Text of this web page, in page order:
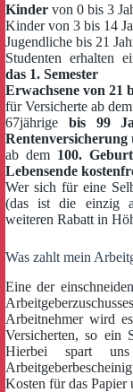
Kinder von 0 bis 3
Kinder von 3 bis 14
Jugendliche bis 21
Studenten erhalten
das 1. Semester
Erwachsene von 21
für Versicherte ab dem
67jährige bis 99
Rentenversicherung
ab dem 100.
Lebensende
Wer sich für eine
(das ist die einzig
weiteren Rabatt in
Was zahlt mein
Eine der
Arbeitnehmer wird
Versicherten, so ein
Hierbei spart
Kosten für das Papier